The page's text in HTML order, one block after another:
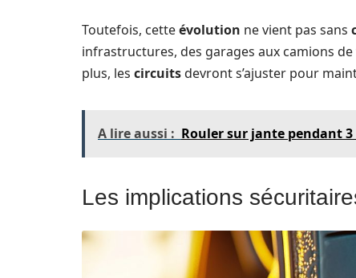
Toutefois, cetteévolution ne vient pas sans
infrastructures, des garages aux camions
plus, les circuitsdevront s’ajuster pour
A lire aussi : Rouler sur jante pendant
Les implications